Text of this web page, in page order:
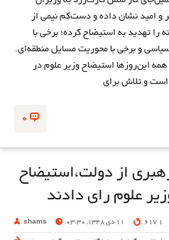
و امید نشان داده و دست‌کم نیمی از
را تهدید به استیضاح کرده؛ برخی با
و برخی با محوریت مسایل منطقه‌ای.
همه این‌روزها استیضاح وزیر علوم در
است و تلاش برای
0
از دولت،استیضاح
علوم رای دادند
shams 11 دی 1348, 03:30 1 617